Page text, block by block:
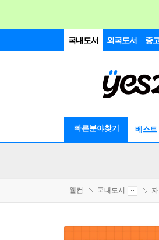
국내도서 외국도서 중
빠른분야찾기 베스트
웰컴 국내도서